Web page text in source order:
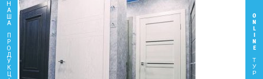
Н
А
А
П
Р
О
Д
У
К
O
N
L
I
N
E
Т
У
Р